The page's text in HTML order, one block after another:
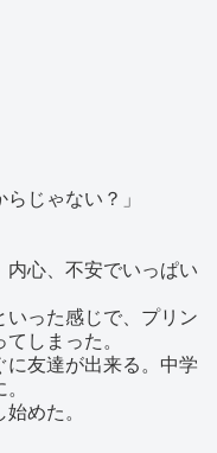
じゃない？」
心、不安でいっぱい
った感じで、プリン
しまった。
友達が出来る。中学
めた。